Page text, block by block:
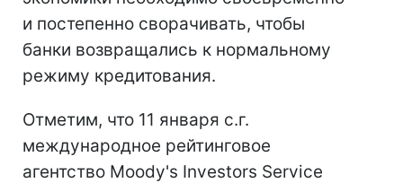
и постепенно сворачивать, чтобы
банки возвращались к нормальному
режиму кредитования.
Отметим, что 11 января с.г.
международное рейтинговое
агентство Moody's Investors Service